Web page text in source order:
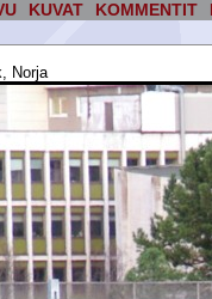
KUVAT KOMMENTIT
Norja